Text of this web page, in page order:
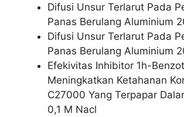
Difusi Unsur Terlarut Pada
Panas Berulang Aluminium
Difusi Unsur Terlarut Pada
Panas Berulang Aluminium
Efekivitas Inhibitor 1h-
Meningkatkan Ketahanan
C27000 Yang Terpapar
0,1 M Nacl